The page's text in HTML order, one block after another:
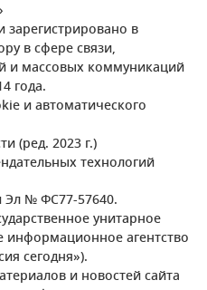
зарегистрировано в
в сфере связи,
и массовых коммуникаций
года.
и автоматического
(ред. 2023 г.)
технологий
Эл № ФС77-57640.
унитарное
агентство
сегодня»).
и новостей сайта